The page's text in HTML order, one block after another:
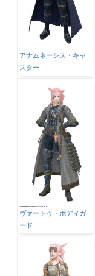
アナムネーシス・キャ
スター
ヴァートゥ・ボディガ
ード